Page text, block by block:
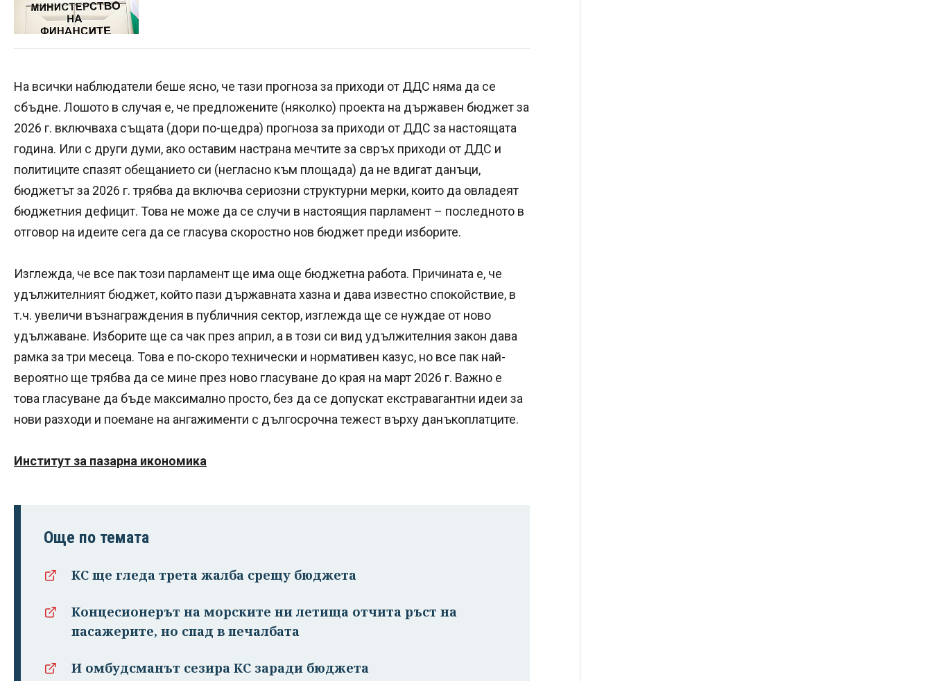
На всички наблюдатели беше ясно, че тази прогноза за приходи от ДДС няма да се
сбъдне. Лошото в случая е, че предложените (няколко) проекта на държавен бюджет за
2026 г. включваха същата (дори по-щедра) прогноза за приходи от ДДС за настоящата
година. Или с други думи, ако оставим настрана мечтите за свръх приходи от ДДС и
политиците спазят обещанието си (негласно към площада) да не вдигат данъци,
бюджетът за 2026 г. трябва да включва сериозни структурни мерки, които да овладеят
бюджетния дефицит. Това не може да се случи в настоящия парламент – последното в
отговор на идеите сега да се гласува скоростно нов бюджет преди изборите.
Изглежда, че все пак този парламент ще има още бюджетна работа. Причината е, че
удължителният бюджет, който пази държавната хазна и дава известно спокойствие, в
т.ч. увеличи възнаграждения в публичния сектор, изглежда ще се нуждае от ново
удължаване. Изборите ще са чак през април, а в този си вид удължителния закон дава
рамка за три месеца. Това е по-скоро технически и нормативен казус, но все пак най-
вероятно ще трябва да се мине през ново гласуване до края на март 2026 г. Важно е
това гласуване да бъде максимално просто, без да се допускат екстравагантни идеи за
нови разходи и поемане на ангажименти с дългосрочна тежест върху данъкоплатците.
Институт за пазарна икономика
Още по темата
КС ще гледа трета жалба срещу бюджета
Концесионерът на морските ни летища отчита ръст на
пасажерите, но спад в печалбата
И омбудсманът сезира КС заради бюджета